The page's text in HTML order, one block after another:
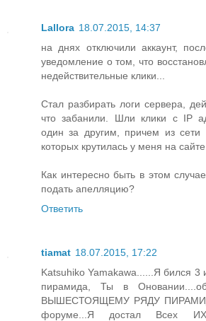
Lallora 18.07.2015, 14:37
на днях отключили аккаунт,
уведомление о том, что
недействительные клики...
Стал разбирать логи сервера,
что забанили. Шли клики с IP
один за другим, причем из сети
которых крутилась у меня на сайте.
Как интересно быть в этом
подать апелляцию?
Ответить
tiamat 18.07.2015, 17:22
Katsuhiko Yamakawa......Я бился
пирамида, Ты в
ВЫШЕСТОЯЩЕМУ РЯДУ
форуме...Я достал Всех